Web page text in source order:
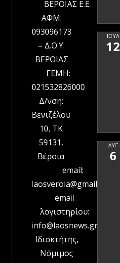
ΒΕΡΟΙΑΣ Ε.Ε.
ΑΦΜ:
093096173
– Δ.Ο.Υ.
ΒΕΡΟΙΑΣ
ΓΕΜΗ:
021532826000
Δ/νση:
Βενιζέλου
10, ΤΚ
59131,
Βέροια
email:
laosveroia@gmail.com
email
λογιστηρίου:
info@laosnews.gr
Ιδιοκτήτης,
Νόμιμος
ΙΟΎΛ
12
ΑΥΓ
6